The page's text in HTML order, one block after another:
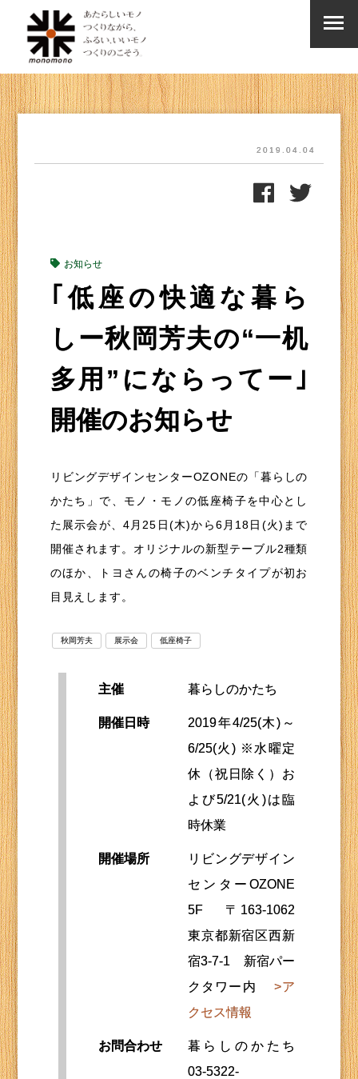
2019.04.04
お知らせ
｢低座の快適な暮ら
しー秋岡芳夫の“一机
多用”にならってー｣
開催のお知らせ
リビングデザインセンターOZONEの「暮らしの
かたち」で、モノ・モノの低座椅子を中心とし
た展示会が、4月25日(木)から6月18日(火)まで
開催されます。オリジナルの新型テーブル2種類
のほか、トヨさんの椅子のベンチタイプが初お
目見えします。
秋岡芳夫 展示会 低座椅子
主催 暮らしのかたち
開催日時
2019年4/25(木)～
6/25(火) ※水曜定
休（祝日除く）お
よび5/21(火)は臨
時休業
開催場所
リビングデザイン
センターOZONE
5F 〒163-1062
東京都新宿区西新
宿3-7-1 新宿パー
クタワー内
>ア
クセス情報
お問合わせ
暮らしのかたち
03-5322-